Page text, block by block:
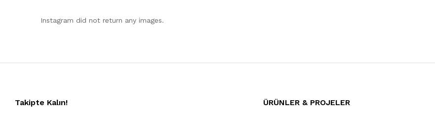
Instagram did not return any images.
Takipte Kalın! ÜRÜNLER & PROJELER